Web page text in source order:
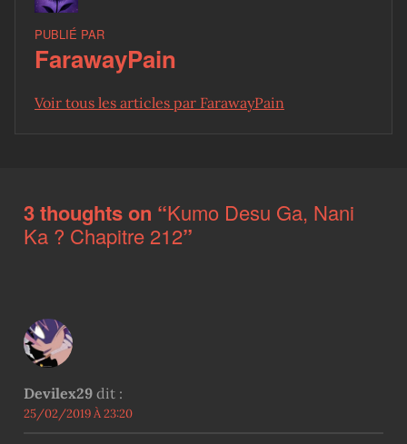
PUBLIÉ PAR
FarawayPain
Voir tous les articles par FarawayPain
3 thoughts on “Kumo Desu Ga, Nani
Ka ? Chapitre 212”
Devilex29 dit :
25/02/2019 À 23:20